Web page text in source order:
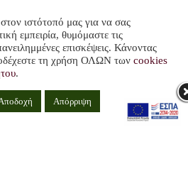
ADD TO CART
ιστότοπό μας για να σας
εμπειρία, θυμόμαστε τις
επισκέψεις. Κάνοντας
τη χρήση ΟΛΩΝ των cookies
.
Απόρριψη